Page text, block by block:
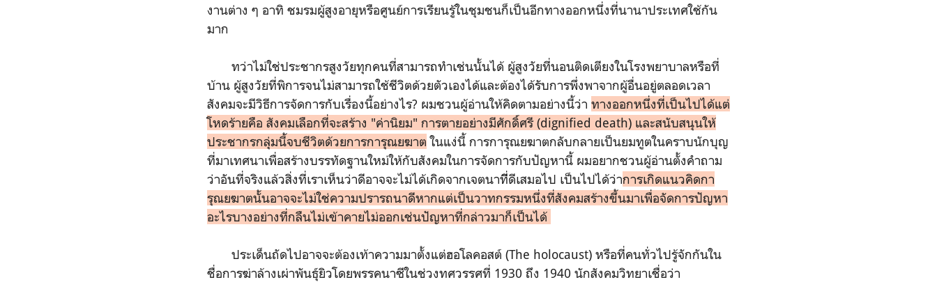
งานต่าง ๆ อาทิ ชมรมผู้สูงอายุหรือศูนย์การเรียนรู้ในชุมชนก็เป็นอีกทางออกหนึ่งที่นานาประเทศใช้กัน
มาก
ทว่าไม่ใช่ประชากรสูงวัยทุกคนที่สามารถทำเช่นนั้นได้ ผู้สูงวัยที่นอนติดเตียงในโรงพยาบาลหรือที่
บ้าน ผู้สูงวัยที่พิการจนไม่สามารถใช้ชีวิตด้วยตัวเองได้และต้องได้รับการพึ่งพาจากผู้อื่นอยู่ตลอดเวลา
สังคมจะมีวิธีการจัดการกับเรื่องนี้อย่างไร? ผมชวนผู้อ่านให้คิดตามอย่างนี้ว่า ทางออกหนึ่งที่เป็นไปได้แต่
โหดร้ายคือ สังคมเลือกที่จะสร้าง "ค่านิยม" การตายอย่างมีศักดิ์ศรี (dignified death) และสนับสนุนให้
ประชากรกลุ่มนี้จบชีวิตด้วยการการุณยฆาต ในแง่นี้ การการุณยฆาตกลับกลายเป็นยมทูตในคราบนักบุญ
ที่มาเทศนาเพื่อสร้างบรรทัดฐานใหม่ให้กับสังคมในการจัดการกับปัญหานี้ ผมอยากชวนผู้อ่านตั้งคำถาม
ว่าอันที่จริงแล้วสิ่งที่เราเห็นว่าดีอาจจะไม่ได้เกิดจากเจตนาที่ีดีเสมอไป เป็นไปได้ว่าการเกิดแนวคิดกา
รุณยฆาตนั้นอาจจะไม่ใช่ความปรารถนาดีหากแต่เป็นวาทกรรมหนึ่งที่สังคมสร้างขึ้นมาเพื่อจัดการปัญหา
อะไรบางอย่างที่กลืนไม่เข้าคายไม่ออกเช่นปัญหาที่กล่าวมาก็เป็นได้
ประเด็นถัดไปอาจจะต้องเท้าความมาตั้งแต่ฮอโลคอสต์ (The holocaust) หรือที่คนทั่วไปรู้จักกันใน
ชื่อการฆ่าล้างเผ่าพันธุ์ยิวโดยพรรคนาซีในช่วงทศวรรศที่ 1930 ถึง 1940 นักสังคมวิทยาเชื่อว่า